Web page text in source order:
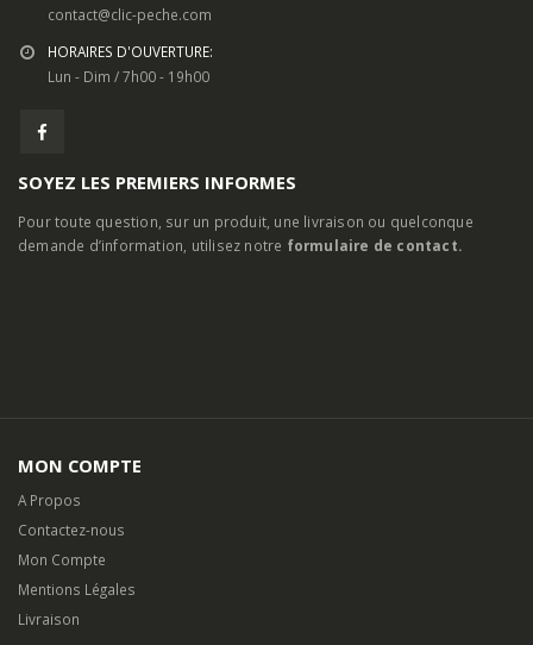
contact@clic-peche.com
HORAIRES D'OUVERTURE:
Lun - Dim / 7h00 - 19h00
SOYEZ LES PREMIERS INFORMES
Pour toute question, sur un produit, une livraison ou quelconque
demande d’information, utilisez notre formulaire de contact.
MON COMPTE
A Propos
Contactez-nous
Mon Compte
Mentions Légales
Livraison